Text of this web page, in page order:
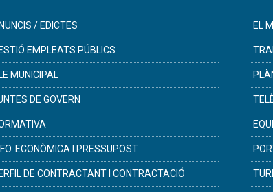
/ EDICTES
EMPLEATS PÚBLICS
MUNICIPAL
DE GOVERN
ECONÒMICA I PRESSUPOST
DE CONTRACTANT I CONTRACTACIÓ
EL